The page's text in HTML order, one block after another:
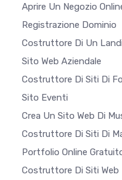
Aprire Un Negozio
Registrazione Dominio
Costruttore Di Un
Sito Web Aziendale
Costruttore Di Siti Di
Sito Eventi
Crea Un Sito Web Di
Costruttore Di Siti Di
Portfolio Online
Costruttore Di Siti Web